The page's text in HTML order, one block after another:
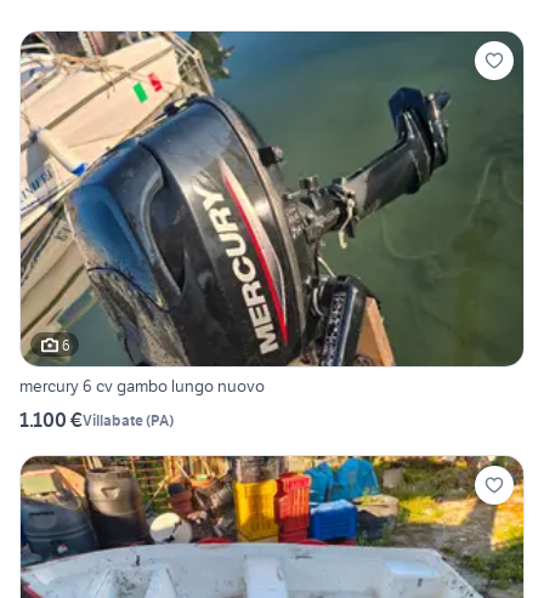
6
mercury 6 cv gambo lungo nuovo
1.100 €Villabate(PA)